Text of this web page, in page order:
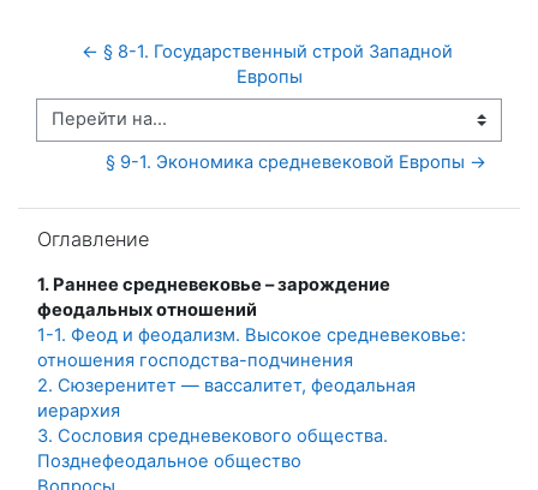
← § 8-1. Государственный строй Западной
Европы
Перейти на...
§ 9-1. Экономика средневековой Европы →
Оглавление
1. Раннее средневековье – зарождение
феодальных отношений
1-1. Феод и феодализм. Высокое средневековье:
отношения господства-подчинения
2. Сюзеренитет — вассалитет, феодальная
иерархия
3. Сословия средневекового общества.
Позднефеодальное общество